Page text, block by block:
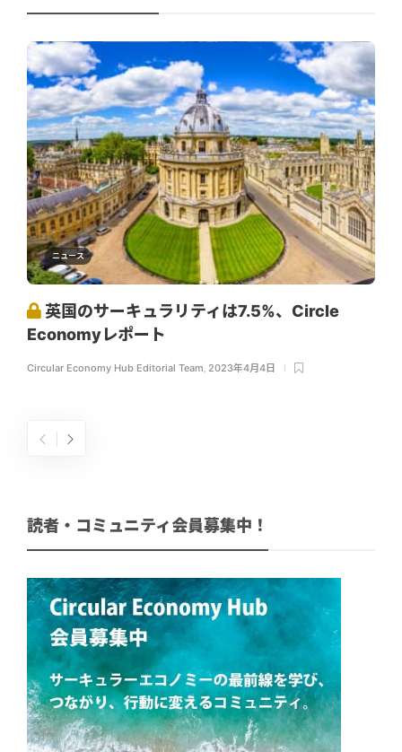
ニュース
英国のサーキュラリティは7.5%、Circle
Economyレポート
Circular Economy Hub Editorial Team, 2023年4月4日
読者・コミュニティ会員募集中！